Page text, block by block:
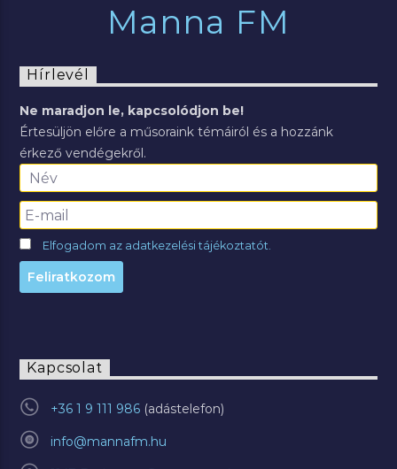
Manna FM
Hírlevél
Ne maradjon le, kapcsolódjon be!
Értesüljön előre a műsoraink témáiról és a hozzánk
érkező vendégekről.
Elfogadom az adatkezelési tájékoztatót.
Kapcsolat
+36 1 9 111 986
info@mannafm.hu